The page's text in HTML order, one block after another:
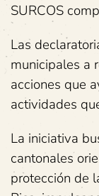
SURCOS
Las
municipales a
acciones que
actividades
La iniciativa
cantonales
protección de